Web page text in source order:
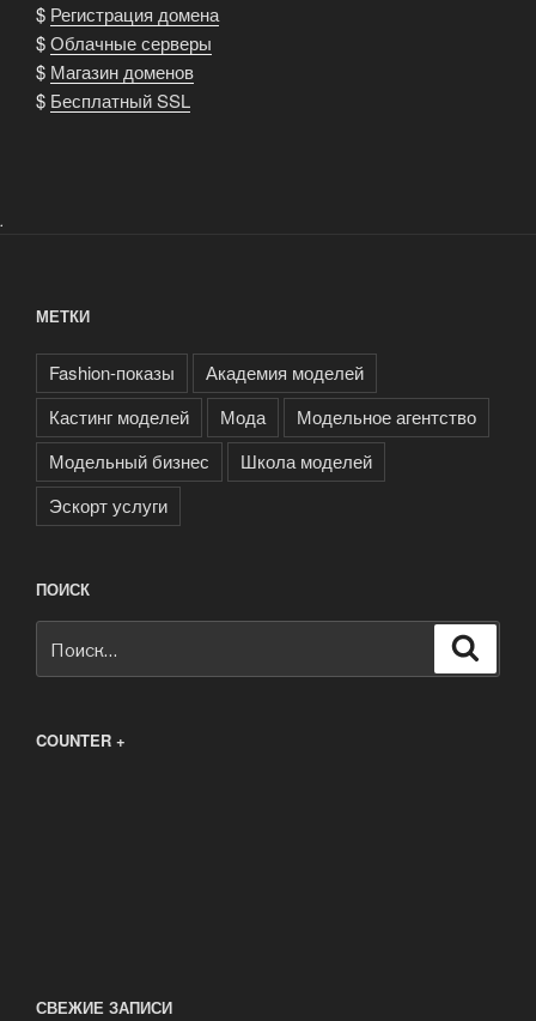
$ Регистрация домена
$Облачные серверы
$ Магазин доменов
$ Бесплатный SSL
.
МЕТКИ
Fashion-показы
Академия моделей
Кастинг моделей
Мода
Модельное агентство
Модельный бизнес
Школа моделей
Эскорт услуги
ПОИСК
COUNTER +
СВЕЖИЕ ЗАПИСИ